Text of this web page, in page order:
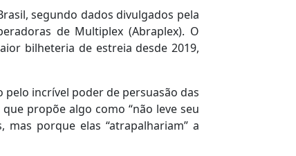
segundo dados divulgados pela
de Multiplex (Abraplex). O
bilheteria de estreia desde 2019,
incrível poder de persuasão das
propõe algo como “não leve seu
porque elas “atrapalhariam” a